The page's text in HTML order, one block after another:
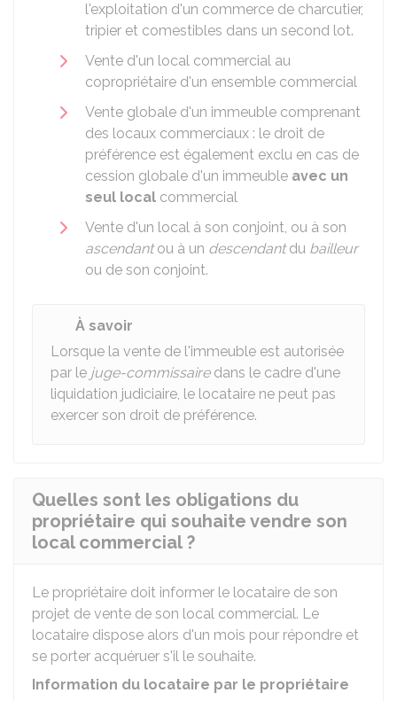
l'exploitation d'un commerce de charcutier,
tripier et comestibles dans un second lot.
Vente d'un local commercial au
copropriétaire d'un ensemble commercial
Vente globale d'un immeuble comprenant
des locaux commerciaux : le droit de
préférence est également exclu en cas de
cession globale d'un immeuble avec un
seul local commercial
Vente d'un local à son conjoint, ou à son
ascendantou à un descendantdu bailleur
ou de son conjoint.
À savoir
Lorsque la vente de l'immeuble est autorisée
par le juge-commissairedans le cadre d'une
liquidation judiciaire, le locataire ne peut pas
exercer son droit de préférence.
Quelles sont les obligations du
propriétaire qui souhaite vendre son
local commercial ?
Le propriétaire doit informer le locataire de son
projet de vente de son local commercial. Le
locataire dispose alors d'un mois pour répondre et
se porter acquéruer s'il le souhaite.
Information du locataire par le propriétaire